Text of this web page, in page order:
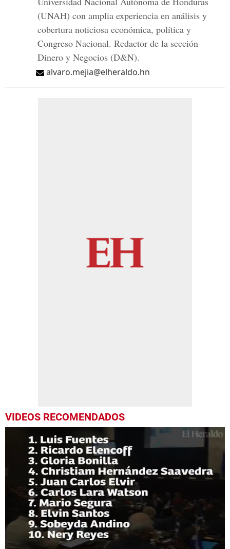
(UNAH) con amplia experiencia en análisis y
cobertura noticiosa económica, política y
Congreso Nacional. Redactor de la sección
Dinero y Negocios (D&N).
alvaro.mejia@elheraldo.hn
VIDEOS RECOMENDADOS